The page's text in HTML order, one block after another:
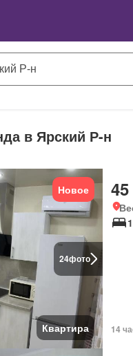
в Ярский Р-н
24фото
Новое
Квартира 14